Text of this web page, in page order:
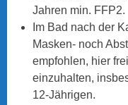
Jahren min. FFP2.
Im Bad nach der
Masken- noch
empfohlen, hier
einzuhalten,
12-Jährigen.